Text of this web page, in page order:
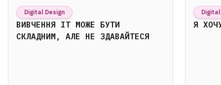
Digital Design
ВИВЧЕННЯ ІТ МОЖЕ БУТИ
СКЛАДНИМ, АЛЕ НЕ ЗДАВАЙТЕСЯ
Я